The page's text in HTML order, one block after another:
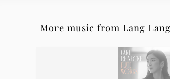
More music from Lang Lang